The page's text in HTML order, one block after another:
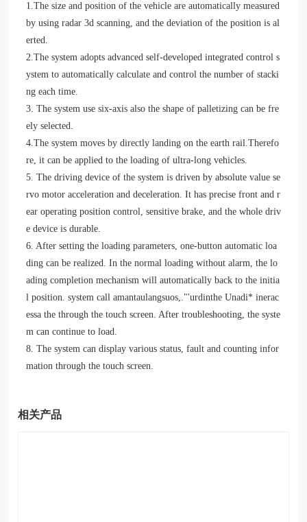
1.The size and position of the vehicle are automatically measured
by using radar 3d scanning, and the deviation of the position is al
erted.
2.The system adopts advanced self-developed integrated control s
ystem to automatically calculate and control the number of stacki
ng each time.
3. The system use six-axis also the shape of palletizing can be fre
ely selected.
4.The system moves by directly landing on the earth rail.Therefo
re, it can be applied to the loading of ultra-long vehicles.
5. The driving device of the system is driven by absolute value se
rvo motor acceleration and deceleration. It has precise front and r
ear operating position control, sensitive brake, and the whole driv
e device is durable.
6. After setting the loading parameters, one-button automatic loa
ding can be realized. In the normal loading without alarm, the lo
ading completion mechanism will automatically back to the initia
l position. system call amantaulangsuos,."'urdinthe Unadi* inerac
essa the through the touch screen. After troubleshooting, the syste
m can continue to load.
8. The system can display various status, fault and counting infor
mation through the touch screen.
相关产品